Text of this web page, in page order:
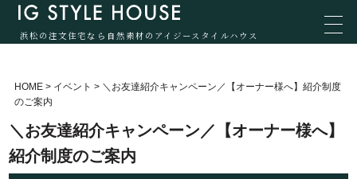
浜松の注文住宅なら自然素材のアイジースタイルハウス
HOME> イベント > ＼お友達紹介キャンペーン／【オーナー様へ】紹介制度
のご案内
＼お友達紹介キャンペーン／【オーナー様へ】
紹介制度のご案内